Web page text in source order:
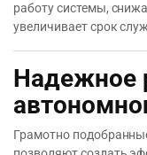
работу системы,
увеличивает срок
Надежное
Грамотно